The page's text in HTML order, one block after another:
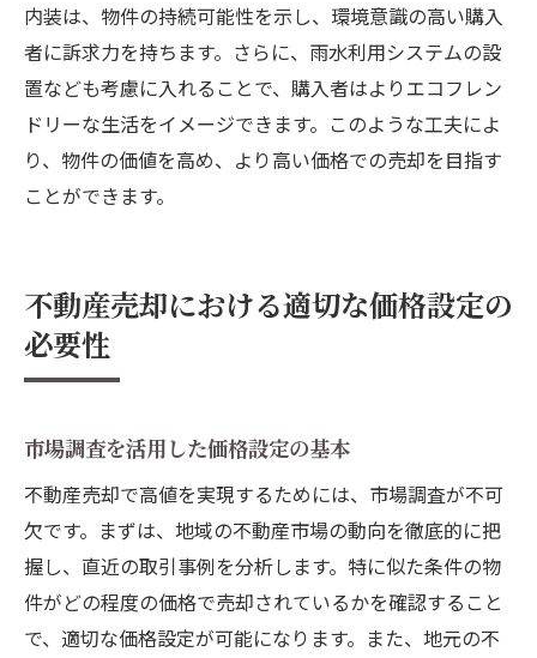
内装は、物件の持続可能性を示し、環境意識の高い購入
者に訴求力を持ちます。さらに、雨水利用システムの設
置なども考慮に入れることで、購入者はよりエコフレン
ドリーな生活をイメージできます。このような工夫によ
り、物件の価値を高め、より高い価格での売却を目指す
ことができます。
不動産売却における適切な価格設定の
必要性
市場調査を活用した価格設定の基本
不動産売却で高値を実現するためには、市場調査が不可
欠です。まずは、地域の不動産市場の動向を徹底的に把
握し、直近の取引事例を分析します。特に似た条件の物
件がどの程度の価格で売却されているかを確認すること
で、適切な価格設定が可能になります。また、地元の不